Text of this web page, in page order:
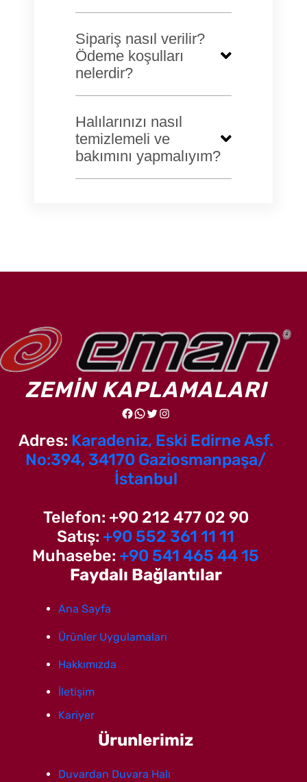
Sipariş nasıl verilir?
Ödeme koşulları
nelerdir?
Halılarınızı nasıl
temizlemeli ve
bakımını yapmalıyım?
ZEMİN KAPLAMALARI
Facebook WhatsApp Twitter Instagram
Adres: Karadeniz, Eski Edirne Asf.
No:394, 34170 Gaziosmanpaşa/
İstanbul
Telefon: +90 212 477 02 90
Satış: +90 552 361 11 11
Muhasebe: +90 541 465 44 15
Faydalı Bağlantılar
Ana Sayfa
Ürünler Uygulamaları
Hakkımızda
İletişim
Kariyer
Ürunlerimiz
Duvardan Duvara Halı